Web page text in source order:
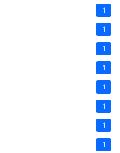
1
1
1
1
1
1
1
1